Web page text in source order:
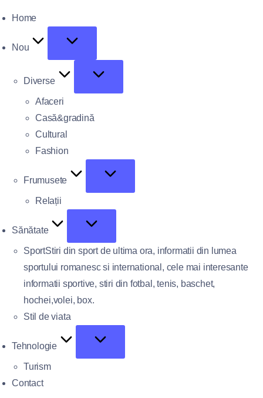
Home
Nou
Diverse
Afaceri
Casă&gradină
Cultural
Fashion
Frumusete
Relații
Sănătate
SportStiri din sport de ultima ora, informatii din lumea
sportului romanesc si international, cele mai interesante
informatii sportive, stiri din fotbal, tenis, baschet,
hochei,volei, box.
Stil de viata
Tehnologie
Turism
Contact